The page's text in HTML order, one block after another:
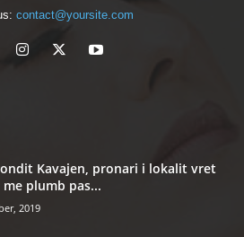
contact@yoursite.com
Kavajen, pronari i lokalit vret
plumb pas...
2019